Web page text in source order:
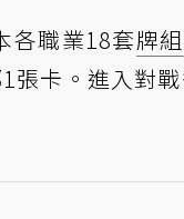
各職業18套牌組
張卡。進入對